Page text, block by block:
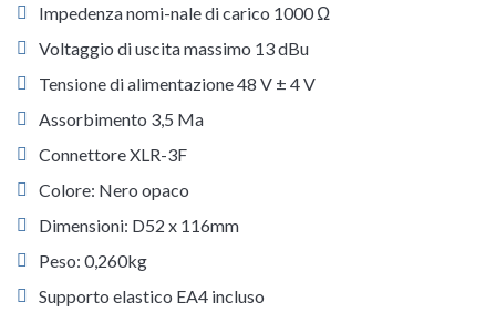
Impedenza nomi-nale di carico 1000 Ω
Voltaggio di uscita massimo 13 dBu
Tensione di alimentazione 48 V ± 4 V
Assorbimento 3,5 Ma
Connettore XLR-3F
Colore: Nero opaco
Dimensioni: D52 x 116mm
Peso: 0,260kg
Supporto elastico EA4 incluso